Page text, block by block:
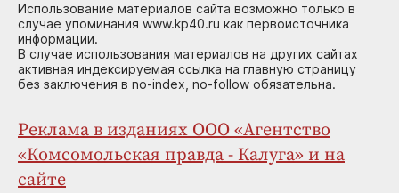
Использование материалов сайта возможно только в
случае упоминания www.kp40.ru как первоисточника
информации.
В случае использования материалов на других сайтах
активная индексируемая ссылка на главную страницу
без заключения в no-index, no-follow обязательна.
Реклама в изданиях ООО «Агентство
«Комсомольская правда - Калуга» и на
сайте